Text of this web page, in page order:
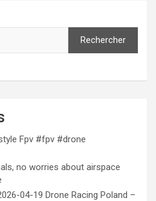
Rechercher
Fpv #fpv #drone
no worries about airspace
04-19 Drone Racing Poland –